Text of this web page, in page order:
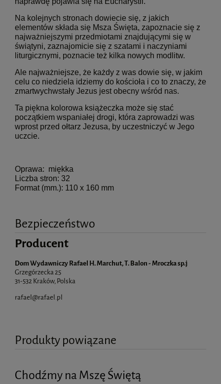
Na kolejnych stronach dowiecie się, z jakich
elementów składa się Msza Święta, zapoznacie się z
najważniejszymi przedmiotami znajdującymi się w
świątyni, zaznajomicie się z szatami i naczyniami
liturgicznymi, poznacie też kilka nowych modlitw.
Ale najważniejsze, że każdy z was dowie się, w jakim
celu co niedziela idziemy do kościoła i co to znaczy, że
zmartwychwstały Jezus jest obecny wśród nas.
Ta piękna kolorowa książeczka może się stać
początkiem wspaniałej drogi, która zaprowadzi was
wprost przed ołtarz Jezusa, by uczestniczyć w Jego
uczcie.
Oprawa: miękka
Liczba stron: 32
Format (mm.): 110 x 160 mm
Bezpieczeństwo
Producent
Dom Wydawniczy Rafael H. Marchut, T. Balon - Mroczka sp.j
Grzegórzecka 25
31-532 Kraków, Polska
rafael@rafael.pl
Produkty powiązane
Chodźmy na Mszę Świętą